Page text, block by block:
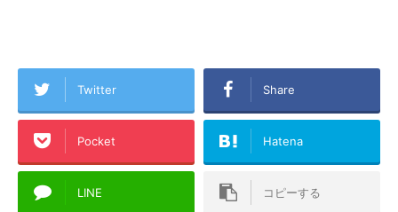
Twitter Share
Pocket Hatena
LINE コピーする